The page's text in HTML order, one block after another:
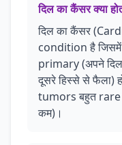
दिल का कैंसर क्या
दिल का कैंसर
condition है
primary (अपने
दूसरे हिस्से से फैला)
tumors बहुत
कम)।